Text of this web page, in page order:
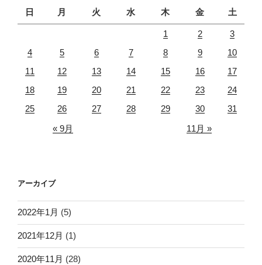
日
月 火 水 木 金 土
1 2
3
4
5 6 7 8 9
10
11
12 13 14 15 16
17
18
19 20 21 22 23
24
25
26 27 28 29 30
31
« 9月
11月 »
アーカイブ
2022年1月 (5)
2021年12月 (1)
2020年11月 (28)